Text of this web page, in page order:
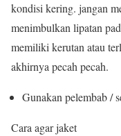
kondisi kering. jangan
menimbulkan lipatan
memiliki kerutan atau
akhirnya pecah pecah.
Gunakan pelembab /
Cara agar jaket